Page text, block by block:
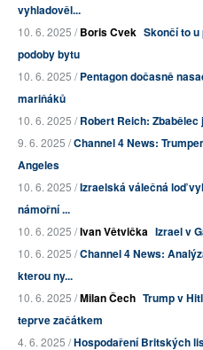
vyhladověl...
10. 6. 2025 /Boris Cvek Skončí to u
podoby bytu
10. 6. 2025 /Pentagon dočasně
mariňáků
10. 6. 2025 /Robert Reich:
9. 6. 2025 /Channel 4 News:
Angeles
10. 6. 2025 /Izraelská válečná loď
námořní ...
10. 6. 2025 /Ivan Větvička Izrael v
10. 6. 2025 /Channel 4 News:
kterou ny...
10. 6. 2025 /Milan Čech Trump v
teprve začátkem
4. 6. 2025 /Hospodaření Britských